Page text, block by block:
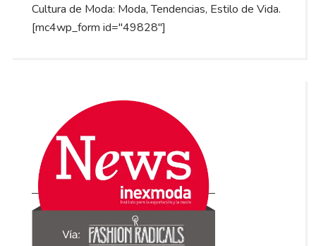
Cultura de Moda: Moda, Tendencias, Estilo de Vida.
[mc4wp_form id="49828"]